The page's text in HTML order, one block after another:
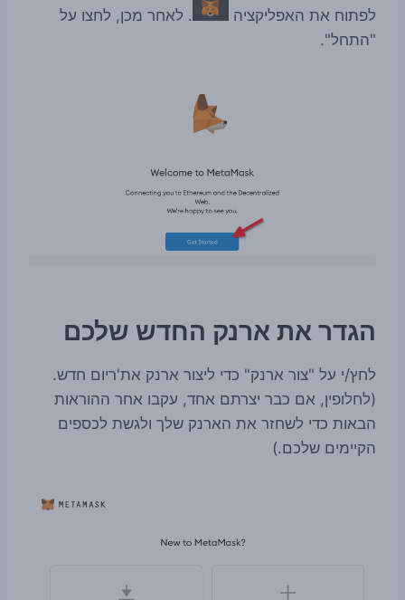
לפתוח את האפליקציה
. לאחר מכן, לחצו על
"התחל".
הגדר את ארנק החדש שלכם
לחץ/י על "צור ארנק" כדי ליצור ארנק את'ריום חדש.
(לחלופין, אם כבר יצרתם אחד, עקבו אחר ההוראות
הבאות כדי לשחזר את הארנק שלך ולגשת לכספים
הקיימים שלכם.)